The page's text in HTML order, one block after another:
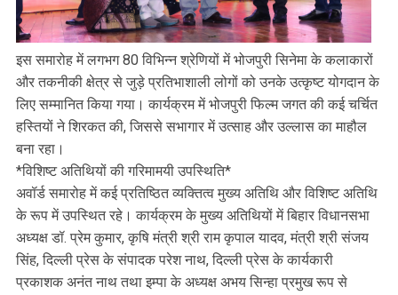
इस समारोह में लगभग 80 विभिन्न श्रेणियों में भोजपुरी सिनेमा के कलाकारों
और तकनीकी क्षेत्र से जुड़े प्रतिभाशाली लोगों को उनके उत्कृष्ट योगदान के
लिए सम्मानित किया गया। कार्यक्रम में भोजपुरी फिल्म जगत की कई चर्चित
हस्तियों ने शिरकत की, जिससे सभागार में उत्साह और उल्लास का माहौल
बना रहा।
*विशिष्ट अतिथियों की गरिमामयी उपस्थिति*
अवॉर्ड समारोह में कई प्रतिष्ठित व्यक्तित्व मुख्य अतिथि और विशिष्ट अतिथि
के रूप में उपस्थित रहे। कार्यक्रम के मुख्य अतिथियों में बिहार विधानसभा
अध्यक्ष डॉ. प्रेम कुमार, कृषि मंत्री श्री राम कृपाल यादव, मंत्री श्री संजय
सिंह, दिल्ली प्रेस के संपादक परेश नाथ, दिल्ली प्रेस के कार्यकारी
प्रकाशक अनंत नाथ तथा इम्पा के अध्यक्ष अभय सिन्हा प्रमुख रूप से